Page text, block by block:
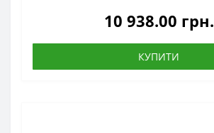
10 938.00 грн.
КУПИТИ